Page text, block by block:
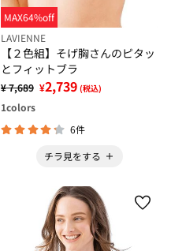
MAX64%off
LAVIENNE
【２色組】そげ胸さんのピタッ
とフィットブラ
¥ 7,689 ¥2,739 (税込)
1colors
6件
チラ見をする